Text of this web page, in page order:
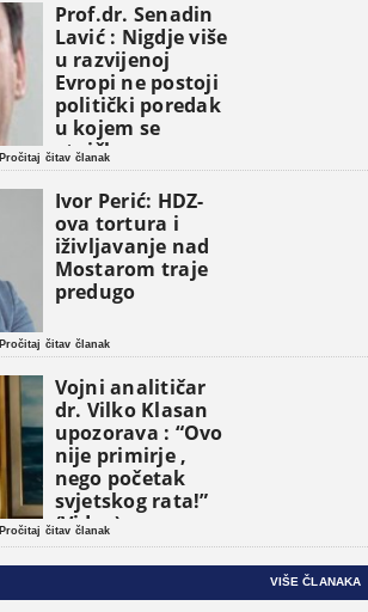
Prof.dr. Senadin
Lavić : Nigdje više
u razvijenoj
Evropi ne postoji
politički poredak
u kojem se
etničke grupe
pojavljuju kao
osnovne
političke jedinice
Pročitaj čitav članak
Ivor Perić: HDZ-
ova tortura i
iživljavanje nad
Mostarom traje
predugo
Pročitaj čitav članak
Vojni analitičar
dr. Vilko Klasan
upozorava : “Ovo
nije primirje ,
nego početak
svjetskog rata!”
(Video)
Pročitaj čitav članak
VIŠE ČLANAKA